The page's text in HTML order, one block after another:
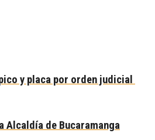
y placa por orden judicial
Alcaldía de Bucaramanga